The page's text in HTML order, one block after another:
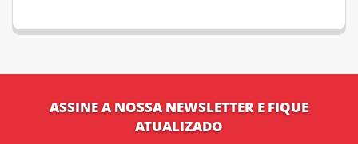
ASSINE A NOSSA NEWSLETTER E FIQUE
ATUALIZADO